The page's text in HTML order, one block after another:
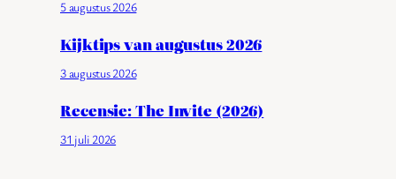
5 augustus 2026
Kijktips van augustus 2026
3 augustus 2026
Recensie: The Invite (2026)
31 juli 2026